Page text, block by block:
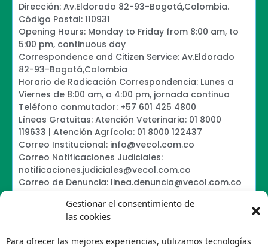
Gestionar el consentimiento de
las cookies
Para ofrecer las mejores experiencias, utilizamos tecnologías
Dirección: Av.Eldorado 82-93-Bogotá,Colombia.
Código Postal: 110931
Opening Hours: Monday to Friday from 8:00 am, to
5:00 pm, continuous day
Correspondence and Citizen Service: Av.Eldorado
82-93-Bogotá,Colombia
Horario de Radicación Correspondencia: Lunes a
Viernes de 8:00 am, a 4:00 pm, jornada continua
Teléfono conmutador: +57 601 425 4800
Líneas Gratuitas: Atención Veterinaria: 01 8000
119633 | Atención Agrícola: 01 8000 122437
Correo Institucional: info@vecol.com.co
Correo Notificaciones Judiciales:
notificaciones.judiciales@vecol.com.co
Correo de Denuncia: linea.denuncia@vecol.com.co
Política de Términos y Condiciones de Uso
Política de Tratamiento de Datos Personales VECOL